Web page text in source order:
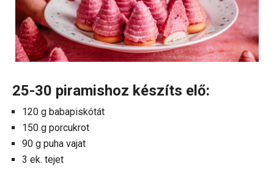
25-30 piramishoz készíts elő:
120 g babapiskótát
150 g porcukrot
90 g puha vajat
3 ek. tejet